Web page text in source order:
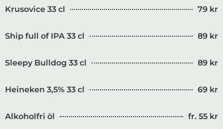
Krusovice 33 cl 79 kr
Ship full of IPA 33 cl 89 kr
Sleepy Bulldog 33 cl 89 kr
Heineken 3,5% 33 cl 69 kr
Alkoholfri öl fr. 55 kr